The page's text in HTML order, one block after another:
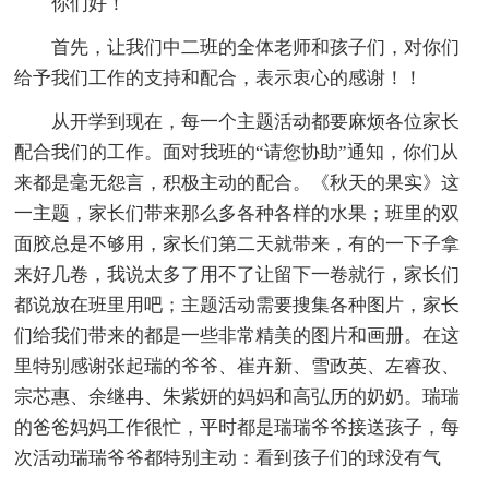
首先，让我们中二班的全体老师和孩子们，对你们
给予我们工作的支持和配合，表示衷心的感谢！！
从开学到现在，每一个主题活动都要麻烦各位家长
配合我们的工作。面对我班的“请您协助”通知，你们从
来都是毫无怨言，积极主动的配合。《秋天的果实》这
一主题，家长们带来那么多各种各样的水果；班里的双
面胶总是不够用，家长们第二天就带来，有的一下子拿
来好几卷，我说太多了用不了让留下一卷就行，家长们
都说放在班里用吧；主题活动需要搜集各种图片，家长
们给我们带来的都是一些非常精美的图片和画册。在这
里特别感谢张起瑞的爷爷、崔卉新、雪政英、左睿孜、
宗芯惠、余继冉、朱紫妍的妈妈和高弘历的奶奶。瑞瑞
的爸爸妈妈工作很忙，平时都是瑞瑞爷爷接送孩子，每
次活动瑞瑞爷爷都特别主动：看到孩子们的球没有气